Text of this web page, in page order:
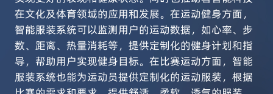
在文化及体育领域的应用和发展。在运动健身方面，
智能服装系统可以监测用户的运动数据，如心率、步
数、距离、热量消耗等，提供定制化的健身计划和指
导，帮助用户实现健身目标。在比赛运动方面，智能
服装系统也能为运动员提供定制化的运动服装，根据